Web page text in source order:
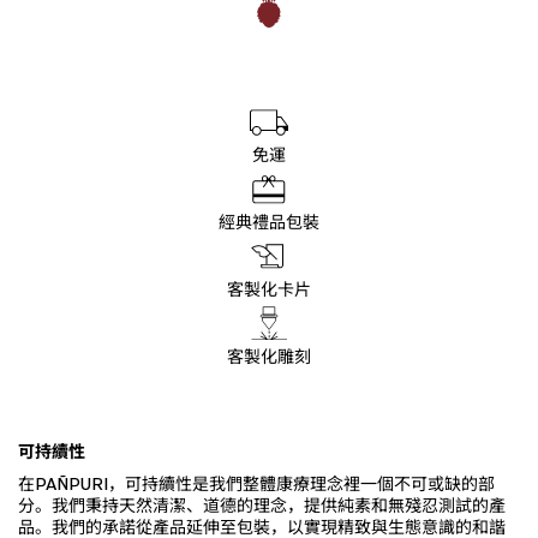
免運
經典禮品包裝
客製化卡片
客製化雕刻
可持續性
在PAÑPURI，可持續性是我們整體康療理念裡一個不可或缺的部
分。我們秉持天然清潔、道德的理念，提供純素和無殘忍測試的產
品。我們的承諾從產品延伸至包裝，以實現精致與生態意識的和諧